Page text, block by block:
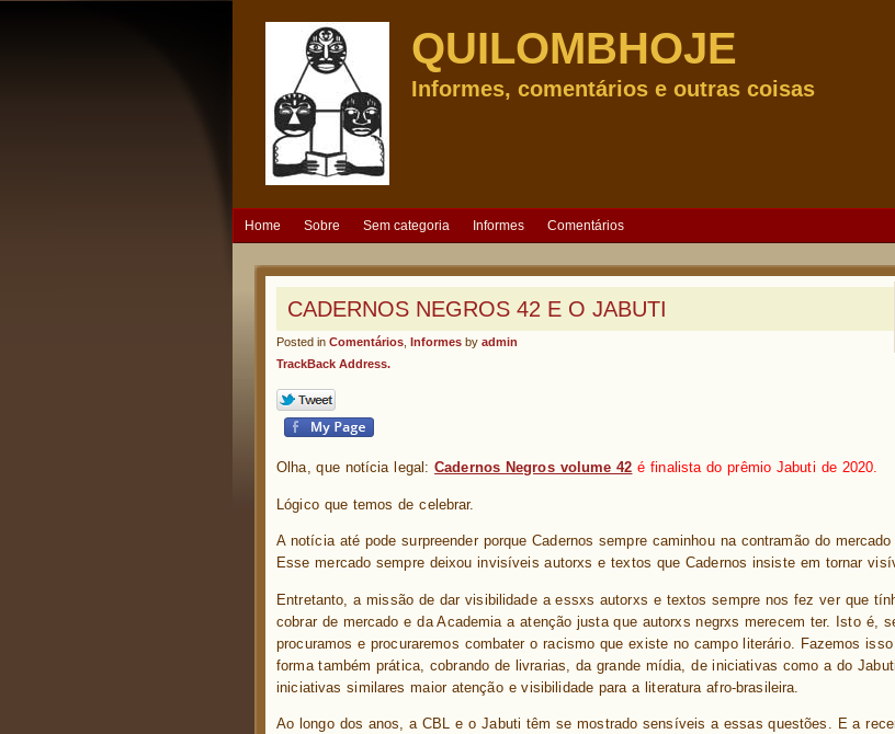
QUILOMBHOJE
Informes, comentários e outras coisas
Home Sobre Sem categoria Informes Comentários
CADERNOS NEGROS 42 E O JABUTI
Posted in Comentários Informes by admin
TrackBack Address.
Olha, que notícia legal:Cadernos Negros volume 42 é finalista do prêmio Jabuti de 2020.
Lógico que temos de celebrar.
A notícia até pode surpreender porque Cadernos sempre caminhou na contramão do
Esse mercado sempre deixou invisíveis autorxs e textos que Cadernos insiste em tornar
Entretanto, a missão de dar visibilidade a essxs autorxs e textos sempre nos fez ver que
cobrar de mercado e da Academia a atenção justa que autorxs negrxs merecem ter. Isto é,
procuramos e procuraremos combater o racismo que existe no campo literário. Fazemos
forma também prática, cobrando de livrarias, da grande mídia, de iniciativas como a do
iniciativas similares maior atenção e visibilidade para a literatura afro-brasileira.
Ao longo dos anos, a CBL e o Jabuti têm se mostrado sensíveis a essas questões. E a